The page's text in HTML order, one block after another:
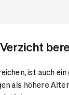
ist auch
als höhere